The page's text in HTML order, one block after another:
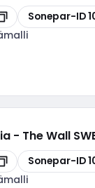
Kopioi
Sonepar-ID
- The Wall
Kopioi
Sonepar-ID